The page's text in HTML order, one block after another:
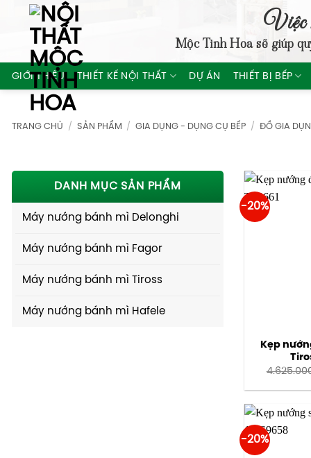
content
Việc
Mộc Tinh Hoasẽ giúp
GIỚI THIỆU THIẾT KẾ NỘI THẤT DỰ ÁN THIẾT BỊ BẾP
TRANG CHỦ / SẢN PHẨM / GIA DỤNG - DỤNG CỤ BẾP / ĐỒ GIA
DANH MỤC SẢN PHẨM
Máy nướng bánh mì Delonghi
Máy nướng bánh mì Fagor
Máy nướng bánh mì Tiross
Máy nướng bánh mì Hafele
-20%
Kẹp
-20%